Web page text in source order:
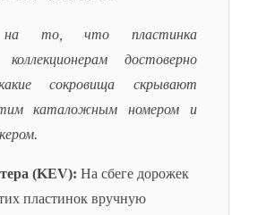
на то, что пластинка
коллекционерам достоверно
сокровища скрывают
каталожным номером и
(KEV): На сбеге дорожек
пластинок вручную